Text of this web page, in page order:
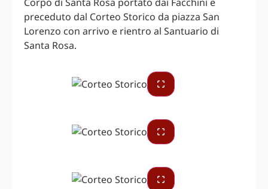
preceduto dal Corteo Storico da piazza San
Lorenzo con arrivo e rientro al Santuario di
Santa Rosa.